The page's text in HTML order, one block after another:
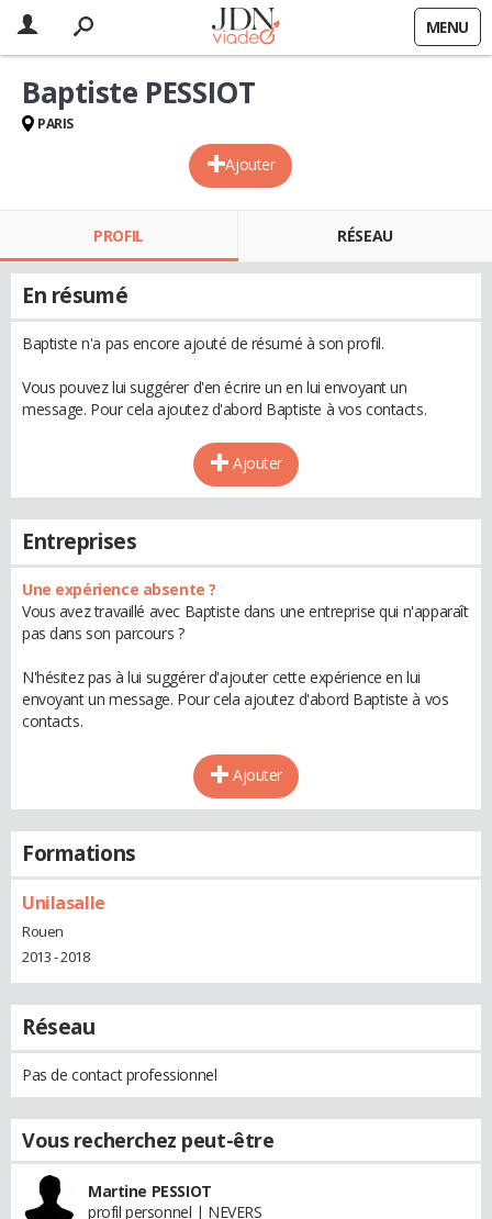
MENU
Ajouter
Baptiste PESSIOT
PARIS
PROFIL RÉSEAU
En résumé
Baptiste n'a pas encore ajouté de résumé à son profil.
Vous pouvez lui suggérer d'en écrire un en lui envoyant un
message. Pour cela ajoutez d'abord Baptiste à vos contacts.
Ajouter
Entreprises
Une expérience absente ?
Vous avez travaillé avec Baptiste dans une entreprise qui n'apparaît
pas dans son parcours ?
N'hésitez pas à lui suggérer d'ajouter cette expérience en lui
envoyant un message. Pour cela ajoutez d'abord Baptiste à vos
contacts.
Ajouter
Formations
Unilasalle
Rouen
2013 - 2018
Réseau
Pas de contact professionnel
Vous recherchez peut-être
Martine PESSIOT
profil personnel | NEVERS